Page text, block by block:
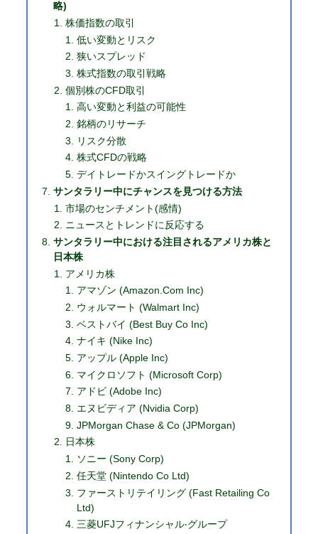
略)
株価指数の取引
低い変動とリスク
狭いスプレッド
株式指数の取引戦略
個別株のCFD取引
高い変動と利益の可能性
銘柄のリサーチ
リスク分散
株式CFDの戦略
デイトレードかスイングトレードか
サンタラリー中にチャンスを見つける方法
市場のセンチメント(感情)
ニュースとトレンドに反応する
サンタラリー中における注目されるアメリカ株と
日本株
アメリカ株
アマゾン (Amazon.Com Inc)
ウォルマート (Walmart Inc)
ベストバイ (Best Buy Co Inc)
ナイキ (Nike Inc)
アップル (Apple Inc)
マイクロソフト (Microsoft Corp)
アドビ (Adobe Inc)
エヌビディア (Nvidia Corp)
JPMorgan Chase & Co (JPMorgan)
日本株
ソニー (Sony Corp)
任天堂 (Nintendo Co Ltd)
ファーストリテイリング (Fast Retailing Co
Ltd)
三菱UFJフィナンシャル‧グループ